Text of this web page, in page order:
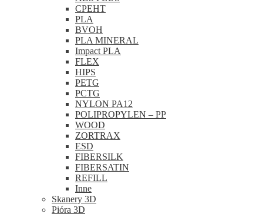
CPEHT
PLA
BVOH
PLA MINERAL
Impact PLA
FLEX
HIPS
PETG
PCTG
NYLON PA12
POLIPROPYLEN – PP
WOOD
ZORTRAX
ESD
FIBERSILK
FIBERSATIN
REFILL
Inne
Skanery 3D
Pióra 3D